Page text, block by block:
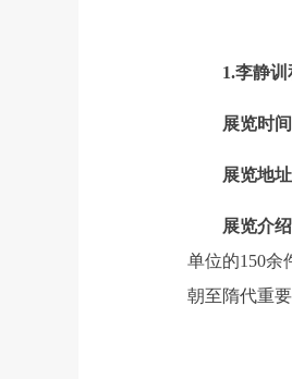
1.李静训
展览时间
展览地址
展览介绍
单位的150余
朝至隋代重